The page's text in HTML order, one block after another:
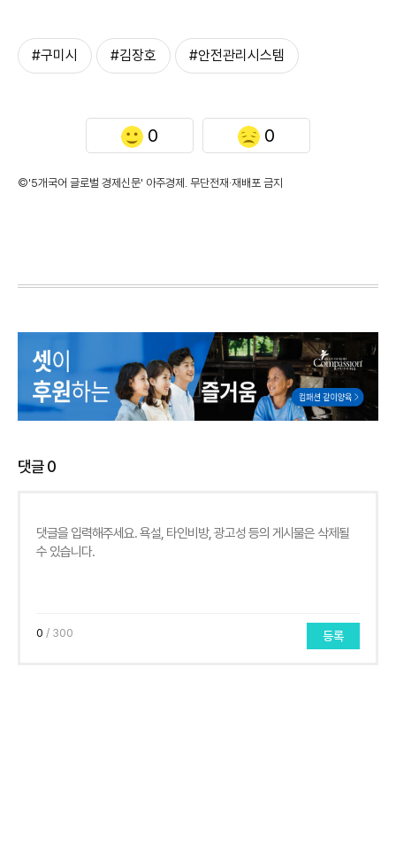
#구미시 #김장호 #안전관리시스템
0 0
©'5개국어 글로벌 경제신문' 아주경제. 무단전재·재배포 금지
댓글0
0 / 300 등록